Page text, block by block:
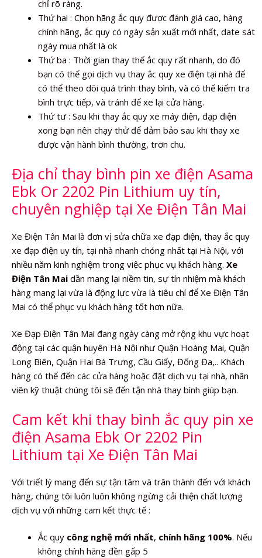
chỉ rõ ràng.
Thứ hai : Chọn hãng ắc quy được đánh giá cao, hàng
chính hãng, ắc quy có ngày sản xuất mới nhất, date sát
ngày mua nhất là ok
Thứ ba : Thời gian thay thế ắc quy rất nhanh, do đó
bạn có thể gọi dịch vụ thay ắc quy xe điện tại nhà để
có thể theo dõi quá trình thay bình, và có thể kiểm tra
bình trực tiếp, và tránh để xe lại cửa hàng.
Thứ tư : Sau khi thay ắc quy xe máy điện, đạp điện
xong bạn nên chạy thử để đảm bảo sau khi thay xe
được vận hành bình thường, trơn chu.
Địa chỉ thay bình pin xe điện Asama
Ebk Or 2202 Pin Lithium uy tín,
chuyên nghiệp tại Xe Điện Tân Mai
Xe Điện Tân Mai là đơn vị sửa chữa xe đạp điện, thay ắc quy
xe đạp điện uy tín, tại nhà nhanh chóng nhất tại Hà Nội, với
nhiều năm kinh nghiệm trong việc phục vụ khách hàng. Xe
Điện Tân Mai dần mang lại niềm tin, sự tín nhiệm mà khách
hàng mang lại vừa là động lực vừa là tiêu chí để Xe Điện Tân
Mai có thể phục vụ khách hàng tốt hơn nữa.
Xe Đạp Điện Tân Mai đang ngày càng mở rộng khu vực hoạt
động tại các quận huyên Hà Nội như Quận Hoàng Mai, Quận
Long Biên, Quận Hai Bà Trưng, Cầu Giấy, Đống Đa,.. Khách
hàng có thể đến các cửa hàng hoặc đặt dịch vụ tại nhà, nhân
viên kỹ thuật chúng tôi sẽ đến tận nhà thay bình giúp bạn.
Cam kết khi thay bình ắc quy pin xe
điện Asama Ebk Or 2202 Pin
Lithium tại Xe Điện Tân Mai
Với triết lý mang đến sự tận tâm và trân thành đến với khách
hàng, chúng tôi luôn luôn không ngừng cải thiện chất lượng
dịch vụ với những cam kết thực tế :
Ắc quy công nghệ mới nhất, chính hãng 100%. Nếu
không chính hãng đền gấp 5